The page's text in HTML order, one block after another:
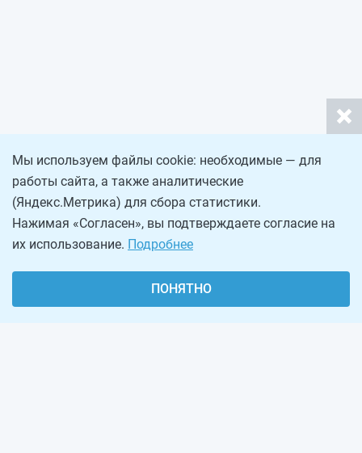
Мы используем файлы cookie: необходимые — для
работы сайта, а также аналитические
(Яндекс.Метрика) для сбора статистики.
Нажимая «Согласен», вы подтверждаете согласие на
их использование. Подробнее
ПОНЯТНО